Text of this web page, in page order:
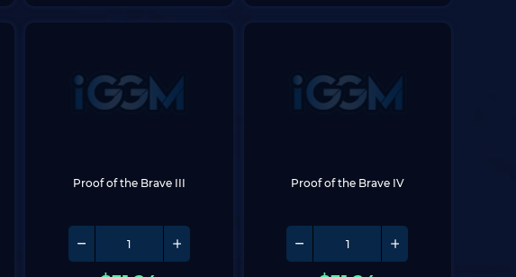
Proof of the Brave III Proof of the Brave IV